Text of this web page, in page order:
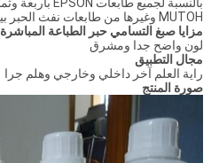
MUTOH وغيرها من طابعات نفث الحبر بيزو وطابعة النسيج الرقمية
مزايا صبغ التسامي حبر الطباعة المباشرة
لون واضح جدا ومشرق
مجال التطبيق
راية العلم آخر داخلي وخارجي وهلم جرا
صورة المنتج